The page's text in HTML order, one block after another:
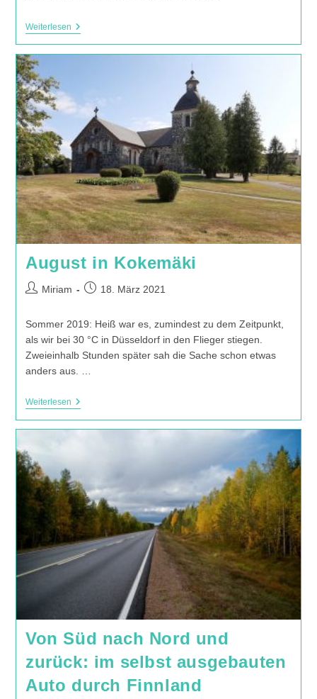
WeiterlesenAls
August in Kokemäki
Beitrags-
Miriam
Beitrag18. März 2021
Sommer 2019: Heiß war es, zumindest zu dem Zeitpunkt,
als wir bei 30 °C in Düsseldorf in den Flieger stiegen.
Zweieinhalb Stunden später sah die Sache schon etwas
anders aus. …
WeiterlesenAugust
Von Süd nach Nord und
zurück: im selbst ausgebauten
Auto durch Finnland